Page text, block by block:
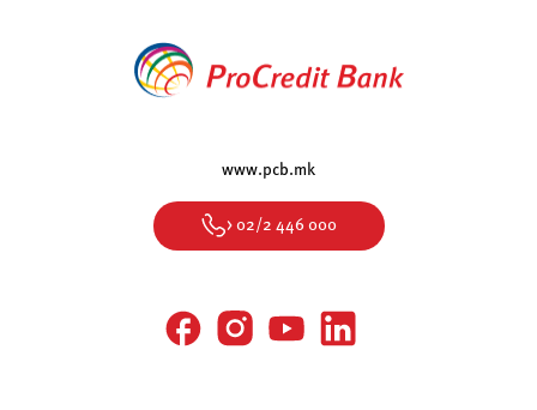
www.pcb.mk
> 02/2 446 000